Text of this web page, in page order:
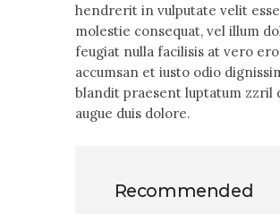
hendrerit in vulputate velit esse
molestie consequat, vel illum
feugiat nulla facilisis at vero
accumsan et iusto odio
blandit praesent luptatum zzril
augue duis dolore.
Recommended